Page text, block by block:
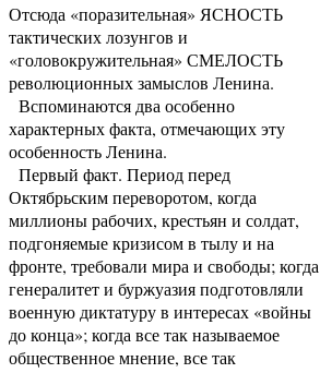
Отсюда «поразительная» ЯСНОСТЬ
тактических лозунгов и
«головокружительная» СМЕЛОСТЬ
революционных замыслов Ленина.
Вспоминаются два особенно
характерных факта, отмечающих эту
особенность Ленина.
Первый факт. Период перед
Октябрьским переворотом, когда
миллионы рабочих, крестьян и солдат,
подгоняемые кризисом в тылу и на
фронте, требовали мира и свободы; когда
генералитет и буржуазия подготовляли
военную диктатуру в интересах «войны
до конца»; когда все так называемое
общественное мнение, все так